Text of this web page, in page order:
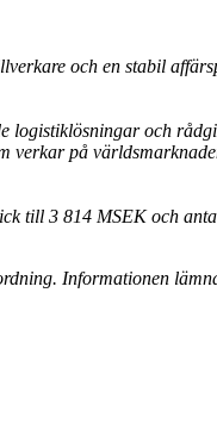
och en stabil
logistiklösningar och
verkar på
till 3 814 MSEK och
Informationen